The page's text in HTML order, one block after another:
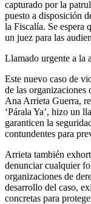
capturado por la
puesto a disposición
la Fiscalía. Se espera
un juez para las
Llamado urgente a la
Este nuevo caso de
de las organizaciones
Ana Arrieta Guerra,
‘Párala Ya’, hizo un
garanticen la
contundentes para
Arrieta también
denunciar cualquier
organizaciones de
desarrollo del caso,
concretas para